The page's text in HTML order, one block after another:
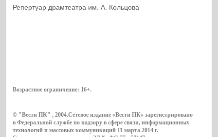
Репертуар драмтеатра им. А. Кольцова
Возрастное ограничение: 16+.
© "Вести ПК" , 2004.Сетевое издание «Вести ПК» зарегистрировано
в Федеральной службе по надзору в сфере связи, информационных
технологий и массовых коммуникаций 11 марта 2014 г.